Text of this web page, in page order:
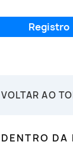
Registro
VOLTAR AO
DA